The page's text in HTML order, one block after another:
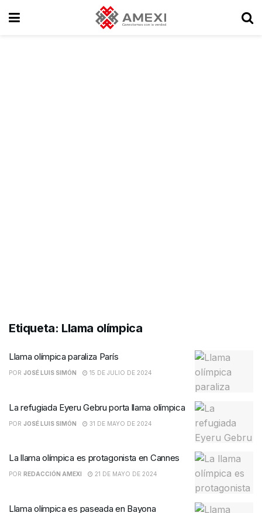
Etiqueta: Llama olímpica
Llama olímpica paraliza París
POR JOSÉ LUIS SIMÓN 15 DE JULIO DE 2024
La refugiada Eyeru Gebru porta llama olímpica
POR JOSÉ LUIS SIMÓN 31 DE MAYO DE 2024
La llama olímpica es protagonista en Cannes
POR REDACCIÓN AMEXI 21 DE MAYO DE 2024
Llama olímpica es paseada en Bayona